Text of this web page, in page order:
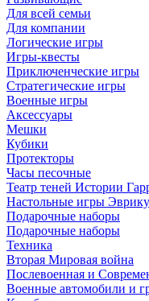
Для всей семьи
Для компании
Логические игры
Игры-квесты
Приключенческие игры
Стратегические игры
Военные игры
Аксессуары
Мешки
Кубики
Протекторы
Часы песочные
Театр теней Истории
Настольные игры
Подарочные наборы
Подарочные наборы
Техника
Вторая Мировая война
Послевоенная и
Военные автомобили и